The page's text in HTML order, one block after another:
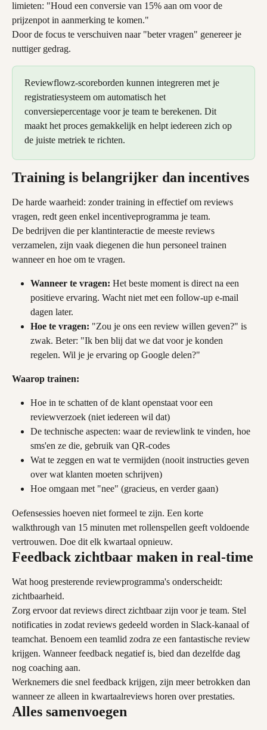
limieten: "Houd een conversie van 15% aan om voor de
prijzenpot in aanmerking te komen."
Door de focus te verschuiven naar "beter vragen" genereer je
nuttiger gedrag.
Reviewflowz-scoreborden kunnen integreren met je
registratiesysteem om automatisch het
conversiepercentage voor je team te berekenen. Dit
maakt het proces gemakkelijk en helpt iedereen zich op
de juiste metriek te richten.
Training is belangrijker dan incentives
De harde waarheid: zonder training in effectief om reviews
vragen, redt geen enkel incentiveprogramma je team.
De bedrijven die per klantinteractie de meeste reviews
verzamelen, zijn vaak diegenen die hun personeel trainen
wanneer en hoe om te vragen.
Wanneer te vragen: Het beste moment is direct na een
positieve ervaring. Wacht niet met een follow-up e-mail
dagen later.
Hoe te vragen: "Zou je ons een review willen geven?" is
zwak. Beter: "Ik ben blij dat we dat voor je konden
regelen. Wil je je ervaring op Google delen?"
Waarop trainen:
Hoe in te schatten of de klant openstaat voor een
reviewverzoek (niet iedereen wil dat)
De technische aspecten: waar de reviewlink te vinden, hoe
sms'en ze die, gebruik van QR-codes
Wat te zeggen en wat te vermijden (nooit instructies geven
over wat klanten moeten schrijven)
Hoe omgaan met "nee" (gracieus, en verder gaan)
Oefensessies hoeven niet formeel te zijn. Een korte
walkthrough van 15 minuten met rollenspellen geeft voldoende
vertrouwen. Doe dit elk kwartaal opnieuw.
Feedback zichtbaar maken in real-time
Wat hoog presterende reviewprogramma's onderscheidt:
zichtbaarheid.
Zorg ervoor dat reviews direct zichtbaar zijn voor je team. Stel
notificaties in zodat reviews gedeeld worden in Slack-kanaal of
teamchat. Benoem een teamlid zodra ze een fantastische review
krijgen. Wanneer feedback negatief is, bied dan dezelfde dag
nog coaching aan.
Werknemers die snel feedback krijgen, zijn meer betrokken dan
wanneer ze alleen in kwartaalreviews horen over prestaties.
Alles samenvoegen